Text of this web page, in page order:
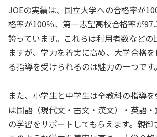
JOEの実績は、国立大学への合格率が
格率が100％、第一志望高校合格率が
誇っています。これらは利用者数など
ますが、学力を着実に高め、大学合格
る指導を受けられるのは魅力の一つです。
また、小学生と中学生は全教科の指導
は国語（現代文・古文・漢文）・英語・
の学習をサポートしてもらえます。親御